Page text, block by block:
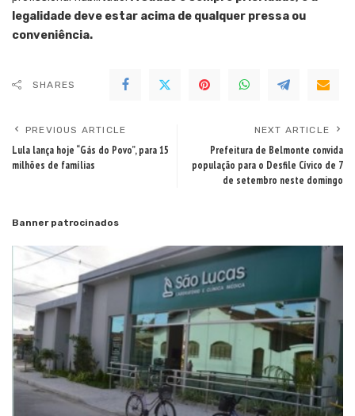
legalidade deve estar acima de qualquer pressa ou
conveniência.
SHARES
PREVIOUS ARTICLE
Lula lança hoje “Gás do Povo”, para 15
milhões de famílias
NEXT ARTICLE
Prefeitura de Belmonte convida
população para o Desfile Cívico de 7
de setembro neste domingo
Banner patrocinados